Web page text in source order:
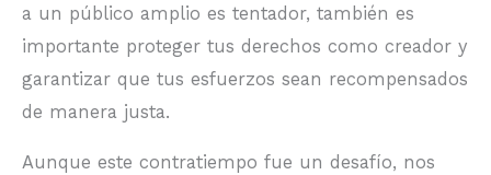
a un público amplio es tentador, también es
importante proteger tus derechos como creador y
garantizar que tus esfuerzos sean recompensados
de manera justa.
Aunque este contratiempo fue un desafío, nos